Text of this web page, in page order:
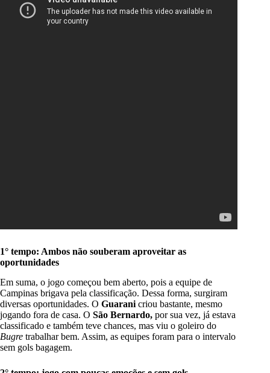
1° tempo: Ambos não souberam aproveitar as
oportunidades
Em suma, o jogo começou bem aberto, pois a equipe de
Campinas brigava pela classificação. Dessa forma, surgiram
diversas oportunidades. O Guarani criou bastante, mesmo
jogando fora de casa. O São Bernardo, por sua vez, já estava
classificado e também teve chances, mas viu o goleiro do
Bugre trabalhar bem. Assim, as equipes foram para o intervalo
sem gols bagagem.